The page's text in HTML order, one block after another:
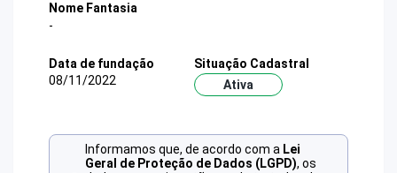
Nome Fantasia
-
Data de fundação
08/11/2022
Situação Cadastral
Ativa
Informamos que, de acordo com a Lei
Geral de Proteção de Dados (LGPD), os